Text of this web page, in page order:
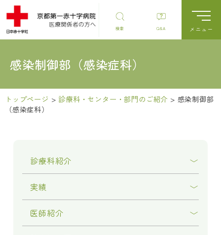
検索 Q&A
感染制御部（感染症科）
トップページ > 診療科・センター・部門のご紹介 > 感染制御部
（感染症科）
診療科紹介
実績
医師紹介